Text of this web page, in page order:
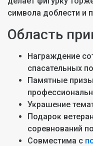
символа доблести и
Область
Награждение
спасательных
Памятные
Украшение
Подарок
соревнований
Совместима с